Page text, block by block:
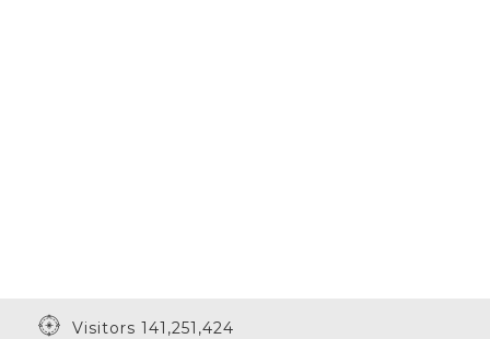
Visitors 141,251,424